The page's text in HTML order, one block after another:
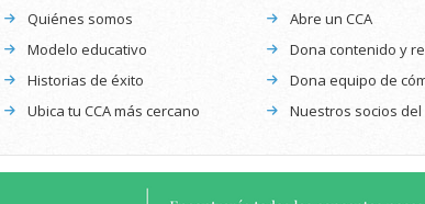
Quiénes somos
Modelo educativo
Historias de éxito
Ubica tu CCA más cercano
Abre un CCA
Dona contenido y
Dona equipo de
Nuestros socios del